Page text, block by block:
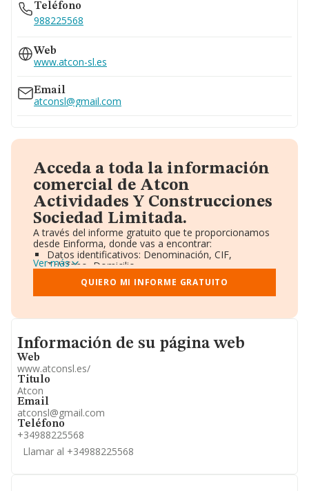
Teléfono
988225568
Web
www.atcon-sl.es
Email
atconsl@gmail.com
Acceda a toda la información
comercial de Atcon
Actividades Y Construcciones
Sociedad Limitada.
A través del informe gratuito que te proporcionamos
desde Einforma, donde vas a encontrar:
Datos identificativos: Denominación, CIF,
Teléfono, Domicilio.
Informe Mercantil Completo (BORME).
Gráficos de Evolución Ventas y Empleados.
Consejo de Administración y Administradores.
Accionistas.
Artículos de prensa publicados sobre la empresa.
Información oficial y registral complementaria.
Ver más
QUIERO MI INFORME GRATUITO
Informacion de su página web
Información de su página web
Web
www.atconsl.es/
Titulo
Atcon
Email
atconsl@gmail.com
Teléfono
+34988225568
Llamar al +34988225568